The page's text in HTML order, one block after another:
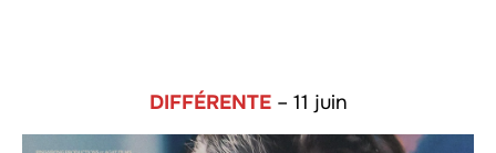
DIFFÉRENTE– 11 juin